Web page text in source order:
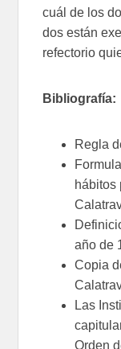
cuál de los
dos están
refectorio
Bibliografía:
Regla
hábitos
año de
Copia
Las
Orden